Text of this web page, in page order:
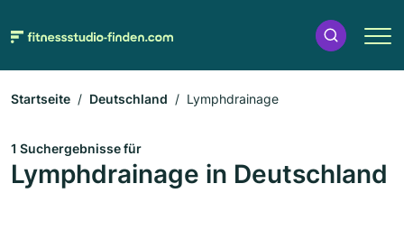
Startseite Deutschland Lymphdrainage
1 Suchergebnisse für
Lymphdrainage in Deutschland